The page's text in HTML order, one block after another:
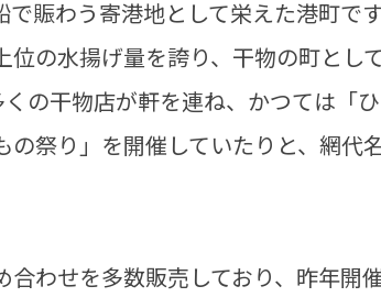
賑わう寄港地として栄えた港町で
の水揚げ量を誇り、干物の町とし
の干物店が軒を連ね、かつては「
の祭り」を開催していたりと、網代
わせを多数販売しており、昨年開